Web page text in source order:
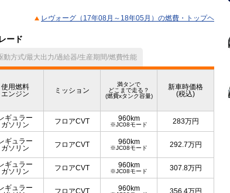
レヴォーグ（17年08月～18年05月）の燃費・トップヘ
ード
動方式/最大出力/過給器/生産期間/燃費性能
使用燃料
エンジン
ミッション
満タンで
どこまで走る？
(燃費xタンク容量)
新車時価格
(税込)
ギュラー
ガソリン
フロアCVT 960km
※JC08モード 283万円
ギュラー
ガソリン
フロアCVT 960km
※JC08モード 292.7万円
ギュラー
ガソリン
フロアCVT 960km
※JC08モード 307.8万円
ギュラー
960km